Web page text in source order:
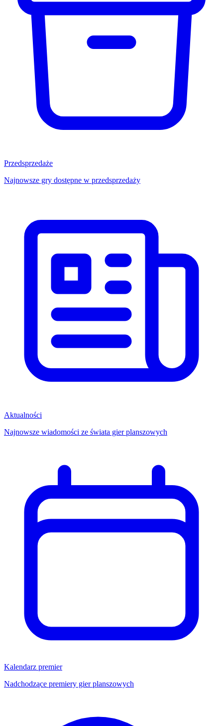
Przedsprzedaże
Najnowsze gry dostępne w przedsprzedaży
Aktualności
Najnowsze wiadomości ze świata gier planszowych
Kalendarz premier
Nadchodzące premiery gier planszowych